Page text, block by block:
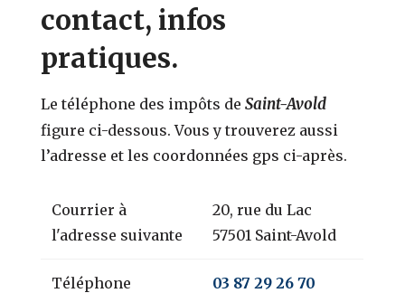
contact, infos
pratiques.
Le téléphone des impôts deSaint-Avold
figure ci-dessous. Vous y trouverez aussi
l’adresse et les coordonnées gps ci-après.
Courrier à
l'adresse suivante
20, rue du Lac
57501 Saint-Avold
Téléphone 03 87 29 26 70